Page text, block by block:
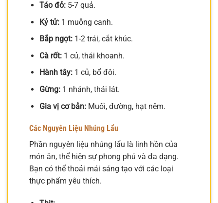
Táo đỏ:5-7 quả.
Kỷ tử:1 muỗng canh.
Bắp ngọt:1-2 trái, cắt khúc.
Cà rốt:1 củ, thái khoanh.
Hành tây:1 củ, bổ đôi.
Gừng:1 nhánh, thái lát.
Gia vị cơ bản:Muối, đường, hạt nêm.
Các Nguyên Liệu Nhúng Lẩu
Phần nguyên liệu nhúng lẩu là linh hồn của
món ăn, thể hiện sự phong phú và đa dạng.
Bạn có thể thoải mái sáng tạo với các loại
thực phẩm yêu thích.